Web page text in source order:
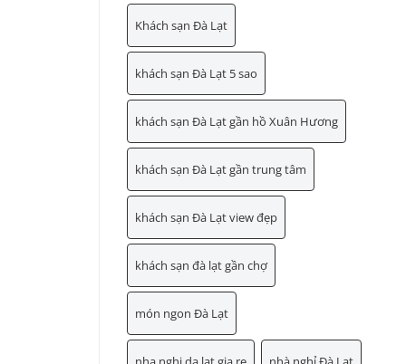
Khách sạn Đà Lạt
khách sạn Đà Lạt 5 sao
khách sạn Đà Lạt gần hồ Xuân Hương
khách sạn Đà Lạt gần trung tâm
khách sạn Đà Lạt view đẹp
khách sạn đà lạt gần chợ
món ngon Đà Lạt